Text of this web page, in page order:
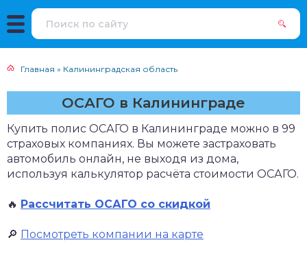
Главная » Калининградская область
ОСАГО в Калининграде
Купить полис ОСАГО в Калининграде можно в 99
страховых компаниях. Вы можете застраховать
автомобиль онлайн, не выходя из дома,
используя калькулятор расчёта стоимости ОСАГО.
🔥 Рассчитать ОСАГО со скидкой
🔎 Посмотреть компании на карте